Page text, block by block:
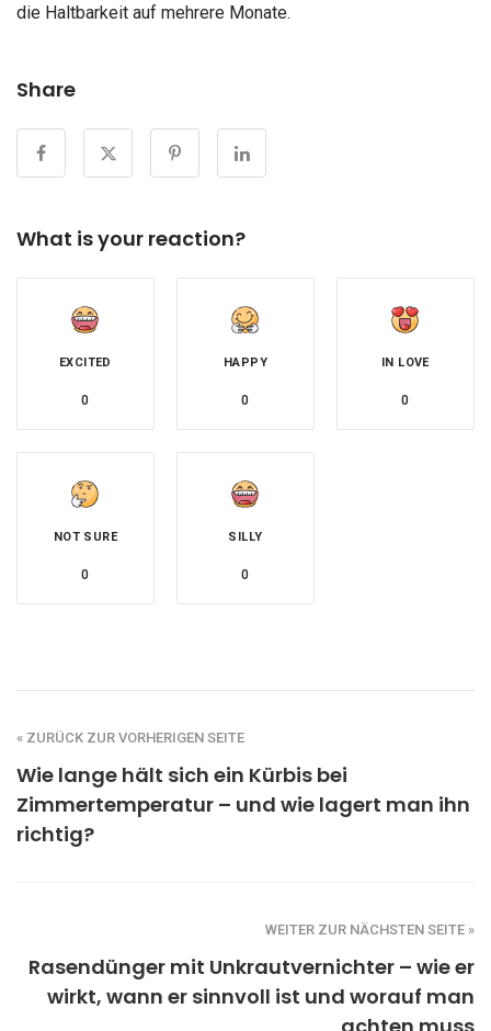
die Haltbarkeit auf mehrere Monate.
Share
What is your reaction?
EXCITED
0
HAPPY
0
IN LOVE
0
NOT SURE
0
SILLY
0
« ZURÜCK ZUR VORHERIGEN SEITE
Wie lange hält sich ein Kürbis bei
Zimmertemperatur – und wie lagert man ihn
richtig?
WEITER ZUR NÄCHSTEN SEITE »
Rasendünger mit Unkrautvernichter – wie er
wirkt, wann er sinnvoll ist und worauf man